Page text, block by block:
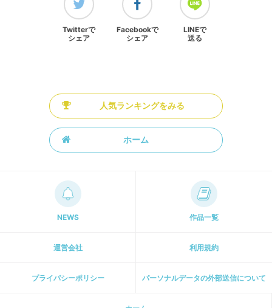
Twitterで
シェア
Facebookで
シェア
LINEで
送る
人気ランキングをみる
ホーム
NEWS 作品一覧
運営会社 利用規約
プライパシーポリシー パーソナルデータの外部送信について